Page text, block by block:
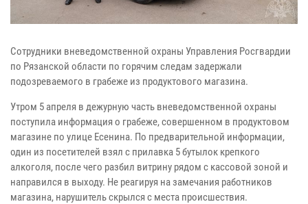
Сотрудники вневедомственной охраны Управления Росгвардии
по Рязанской области по горячим следам задержали
подозреваемого в грабеже из продуктового магазина.
Утром 5 апреля в дежурную часть вневедомственной охраны
поступила информация о грабеже, совершенном в продуктовом
магазине по улице Есенина. По предварительной информации,
один из посетителей взял с прилавка 5 бутылок крепкого
алкоголя, после чего разбил витрину рядом с кассовой зоной и
направился в выходу. Не реагируя на замечания работников
магазина, нарушитель скрылся с места происшествия.